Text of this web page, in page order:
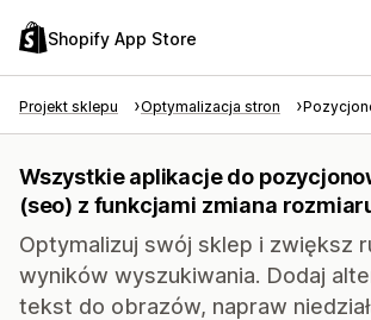
Shopify App Store
Projekt sklepu Optymalizacja stron
Wszystkie aplikacje do
(seo) z funkcjami zmiana
Optymalizuj swój sklep i zwiększ
wyników wyszukiwania. Dodaj
tekst do obrazów, napraw